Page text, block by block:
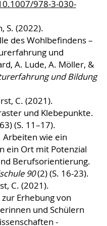
978-3-030-
S. (2022).
des Wohlbefindens –
und
A. Lude, A. Möller, &
und Bildung
C. (2021).
und Klebepunkte.
(S. 11–17).
Arbeiten wie ein
ein Ort mit Potenzial
Berufsorientierung.
90(2) (S. 16-23).
C. (2021).
Erhebung von
und Schülern
-